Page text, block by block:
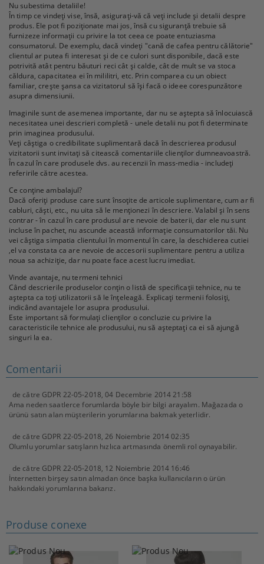
Nu subestima detaliile!
În timp ce vindeți vise, însă, asigurați-vă că veți include și detalii despre
produs. Ele pot fi poziționate mai jos, însă cu siguranță trebuie să
furnizeze informații cu privire la tot ceea ce poate entuziasma
consumatorul. De exemplu, dacă vindeți "cană de cafea pentru călătorie"
clientul ar putea fi interesat și de ce culori sunt disponibile, dacă este
potrivită atât pentru băuturi reci cât și calde, cât de mult se va stoca
căldura, capacitatea ei în mililitri, etc. Prin comparea cu un obiect
familiar, crește șansa ca vizitatorul să își facă o ideee corespunzătore
asupra dimensiunii.
Imaginile sunt de asemenea importante, dar nu se aștepta să înlocuiască
necesitatea unei descrieri completă - unele detalii nu pot fi determinate
prin imaginea produsului.
Veți câștiga o credibilitate suplimentară dacă în descrierea produsul
vizitatorii sunt invitați să citească comentariile clienților dumneavoastră.
În cazul în care produsele dvs. au recenzii în mass-media - includeți
referirile către acestea.
Ce conține ambalajul?
Dacă oferiți produse care sunt însoțite de articole suplimentare, cum ar fi
cabluri, căști, etc., nu uita să le menționezi în descriere. Valabil și în sens
contrar - în cazul în care produsul are nevoie de baterii, dar ele nu sunt
incluse în pachet, nu ascunde această informație consumatorilor tăi. Nu
vei câștiga simpatia clientului în momentul în care, la deschiderea cutiei
,el va constata ca are nevoie de accesorii suplimentare pentru a utiliza
noua sa achiziție, dar nu poate face acest lucru imediat.
Vinde avantaje, nu termeni tehnici
Când descrierile produselor conțin o listă de specificații tehnice, nu te
aștepta ca toți utilizatorii să le înțeleagă. Explicați termenii folosiți,
indicând avantajele lor asupra produsului.
Este important să formulați clienților o concluzie cu privire la
caracteristicile tehnice ale produsului, nu să așteptați ca ei să ajungă
singuri la ea.
Comentarii
de către GDPR 22-05-2018,04 Decembrie 2014 21:58
Ama neden saatlerce forumlarda böyle bir bilgi arayalım. Mağazada o
ürünü satın alan müşterilerin yorumlarına bakmak yeterlidir.
de către GDPR 22-05-2018,26 Noiembrie 2014 02:35
Olumlu yorumlar satışların hızlıca artmasında önemli rol oynayabilir.
de către GDPR 22-05-2018, 12 Noiembrie 2014 16:46
İnternetten birşey satın almadan önce başka kullanıcıların o ürün
hakkındaki yorumlarına bakarız.
Produse conexe